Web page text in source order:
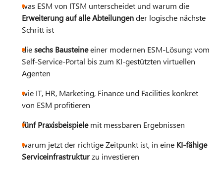
was ESM von ITSM unterscheidet und warum die
Erweiterung auf alle Abteilungender logische nächste
Schritt ist
diesechs Bausteineeiner modernen ESM-Lösung: vom
Self-Service-Portal bis zum KI-gestützten virtuellen
Agenten
wie IT, HR, Marketing, Finance und Facilities konkret
von ESM profitieren
fünf Praxisbeispielemit messbaren Ergebnissen
warum jetzt der richtige Zeitpunkt ist, in eine KI-fähige
Serviceinfrastrukturzu investieren